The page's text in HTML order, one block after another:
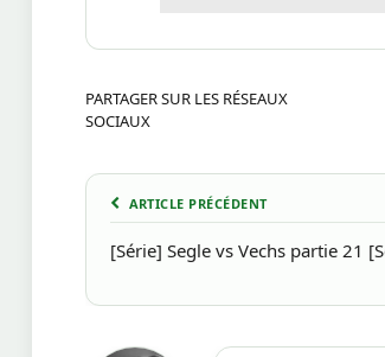
PARTAGER SUR LES RÉSEAUX
SOCIAUX
ARTICLE PRÉCÉDENT
[Série] Segle vs Vechs partie 21